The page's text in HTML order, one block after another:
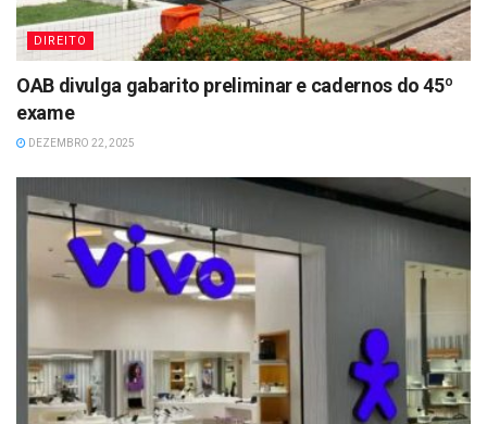
DIREITO
OAB divulga gabarito preliminar e cadernos do 45º
exame
DEZEMBRO 22, 2025